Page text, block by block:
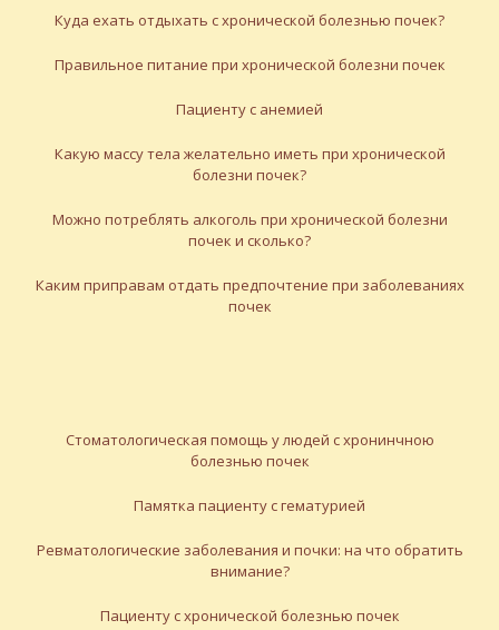
Куда ехать отдыхать с хронической болезнью почек?
Правильное питание при хронической болезни почек
Пациенту с анемией
Какую массу тела желательно иметь при хронической
болезни почек?
Можно потреблять алкоголь при хронической болезни
почек и сколько?
Каким приправам отдать предпочтение при заболеваниях
почек
Стоматологическая помощь у людей с хронинчною
болезнью почек
Памятка пациенту с гематурией
Ревматологические заболевания и почки: на что обратить
внимание?
Пациенту с хронической болезнью почек